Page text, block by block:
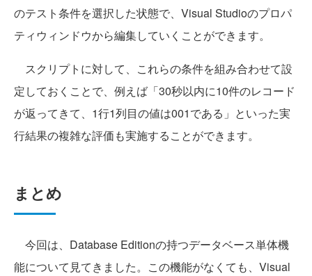
のテスト条件を選択した状態で、Visual Studioのプロパ
ティウィンドウから編集していくことができます。
スクリプトに対して、これらの条件を組み合わせて設
定しておくことで、例えば「30秒以内に10件のレコード
が返ってきて、1行1列目の値は001である」といった実
行結果の複雑な評価も実施することができます。
まとめ
今回は、Database Editionの持つデータベース単体機
能について見てきました。この機能がなくても、Visual